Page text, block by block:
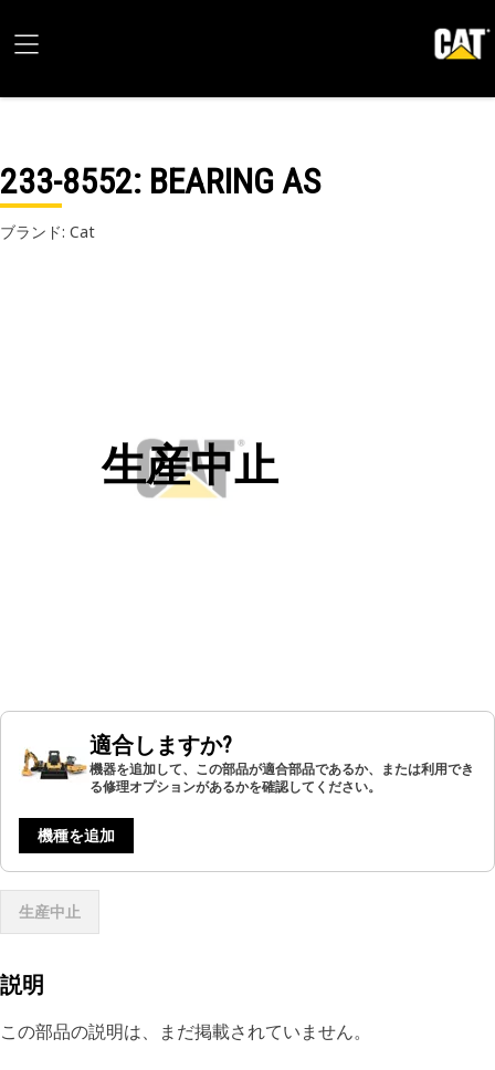
233-8552: BEARING AS
ブランド: Cat
生産中止
適合しますか?
機器を追加して、この部品が適合部品であるか、または利用でき
る修理オプションがあるかを確認してください。
機種を追加
生産中止
説明
この部品の説明は、まだ掲載されていません。